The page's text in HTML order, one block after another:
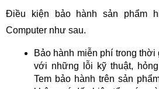
Điều kiện bảo hành sản phẩm
Computer như sau.
Bảo hành miễn phí trong
với những lỗi kỹ thuật,
Tem bảo hành trên sản